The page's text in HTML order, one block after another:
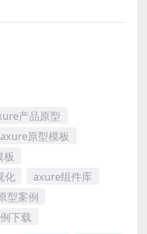
产品原型
axure原型模板
板
化
axure组件库
型案例
下载